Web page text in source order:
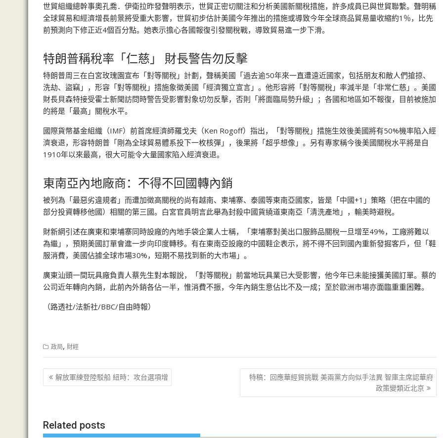
世貿組織總幹事奧孔喬．伊衛拉昨發聲明表示，世貿正密切關注和分析美國新關稅措施，許多成員已與世貿聯繫。聲明稱
全球貿易和經濟增長前景將受重大影響，世貿初步估計美國今年推出的措施或導致今年全球商品貿易量收縮約1％，比先
前預測向下修正近4個百分點。她表示擔心各國報復引發關稅戰，導致貿易進一步下滑。
特朗普稱稅率「仁慈」 財長警告勿反擊
特朗普周三在白宮玫瑰園宣布「對等關稅」計劃，聲稱美國「過去逾50年來一直遭遠近國家，包括朋友和敵人們搶掠、
洗劫、盜竊」，形容「對等關稅」措施象徵美國「經濟獨立宣言」。他形容將「對等關稅」率減半是「非常仁慈」。美國
財長貝森特接受霍士新聞訪問時警告受影響對象切勿反擊，否則「將面臨局勢升級」；各國和地區如不報復，目前被施加
的將是「最高」關稅水平。
國際貨幣基金組織（IMF）前首席經濟師羅戈夫（Ken Rogoff）指出，「對等關稅」措施生效後美國將有50%機率陷入經
濟衰退，形容特朗普「剛為全球貿易體系投下一枚核彈」，後果將「超乎想像」。另有專家稱今後美國關稅水平將是自
1910年以來最高，很大可能令大量國家陷入經濟衰退。
東南亞內地廠商：不得不回國轉內銷
被列為「最惡劣違規者」而遭加徵高關稅的尚有越南、柬埔寨、泰國等東南亞國家，皆是「中國+1」策略（把在中國的
部分投資轉移他國）相關的第三國。白宮官員明言此舉為封殺中國貨繞道東南亞「清洗產地」，輸美時避稅。
財新網引述在廣東和柬埔寨同時設廠的內地手袋企業人士稱，「柬埔寨對美出口服飾品關稅一旦增至49%，工廠將難以
為繼」，預期美國訂單會進一步向印度轉移。有在東南亞設廠的中國鞋企表示，將不得不回到國內重新發掘客戶，但「鞋
服消費，美國佔據全球市場30%，短期不易找到新的大市場」。
廣東汕頭一間玩具廠負責人蔡先生對本報說，「對等關稅」前當地玩具業已大受影響，他今年已未能接獲美國訂單。蔡的
公司近年轉向內銷，此前內外銷各佔一半，惟消費不振，今年內銷生意佔比不及一成；至於歐洲市場亦面臨重重困難。
（路透社/法新社/BBC/自由時報）
政局, 財經
文
章
解放軍練登陸駁船 紐時：攻台選項增
特稿：回應華經貿挑戰 美兩黨方向似手法異 智庫主席認華府
政策變類近北京
Related posts